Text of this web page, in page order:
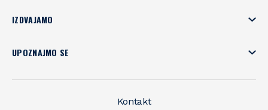
IZDVAJAMO
UPOZNAJMO SE
Kontakt